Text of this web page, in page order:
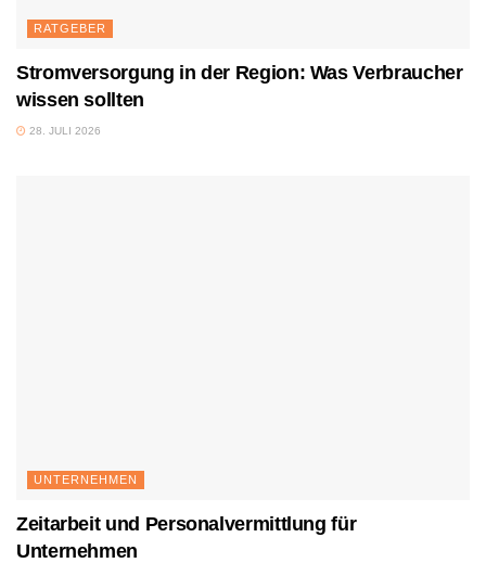
RATGEBER
Stromversorgung in der Region: Was Verbraucher
wissen sollten
28. JULI 2026
UNTERNEHMEN
Zeitarbeit und Personalvermittlung für
Unternehmen